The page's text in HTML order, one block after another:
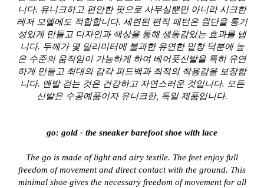
니다. 유니크하고 편안한 핏으로 사무실뿐만 아니라 시크한
레저 모델에도 적합합니다. 세련된 편직 패턴은 원단을 통기
성있게 만들고 디자인과 색상을 통해 생동감있는 효과를 냅
니다. 두께가 몇 밀리미터에 불과한 유연한 밑창 덕분에 높
은 수준의 움직임이 가능하게 하여 베어풋신발을 특히 유연
하게 만들고 최대의 감각 피드백과 최적의 착용감을 보장합
니다. 맨발 걷는 것은 건강하고 자연스러운 것입니다. 모든
신발은 수공예품이자 유니크한, 독일 제품입니다.
go: gold - the sneaker barefoot shoe with lace
The go is made of light and airy textile. The feet enjoy full
freedom of movement and direct contact with the ground. This
minimal shoe gives the necessary freedom of movement for all